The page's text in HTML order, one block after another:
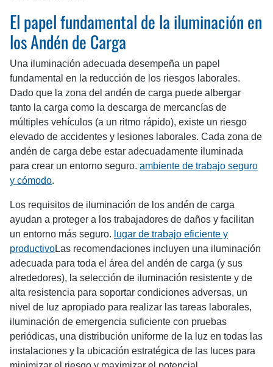
El papel fundamental de la iluminación en
los Andén de Carga
Una iluminación adecuada desempeña un papel
fundamental en la reducción de los riesgos laborales.
Dado que la zona del andén de carga puede albergar
tanto la carga como la descarga de mercancías de
múltiples vehículos (a un ritmo rápido), existe un riesgo
elevado de accidentes y lesiones laborales. Cada zona de
andén de carga debe estar adecuadamente iluminada
para crear un entorno seguro. ambiente de trabajo seguro
y cómodo.
Los requisitos de iluminación de los andén de carga
ayudan a proteger a los trabajadores de daños y facilitan
un entorno más seguro. lugar de trabajo eficiente y
productivoLas recomendaciones incluyen una iluminación
adecuada para toda el área del andén de carga (y sus
alrededores), la selección de iluminación resistente y de
alta resistencia para soportar condiciones adversas, un
nivel de luz apropiado para realizar las tareas laborales,
iluminación de emergencia suficiente con pruebas
periódicas, una distribución uniforme de la luz en todas las
instalaciones y la ubicación estratégica de las luces para